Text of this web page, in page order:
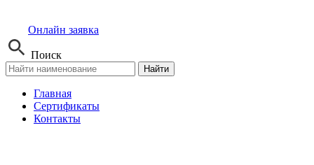
Онлайн заявка
Поиск
Найти
Главная
Сертификаты
Контакты